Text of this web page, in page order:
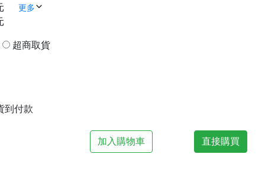
更多
超商取貨
到付款
加入購物車 直接購買